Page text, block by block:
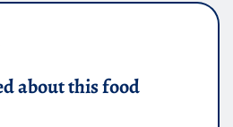
about this food